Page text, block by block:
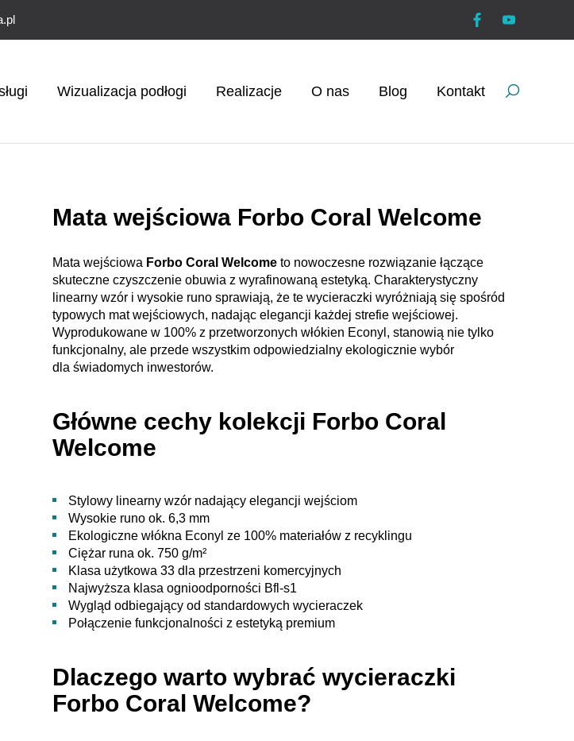
Wizualizacja podłogi Realizacje O nas Blog Kontakt
Mata wejściowa Forbo Coral Welcome
Mata wejściowa Forbo Coral Welcome to nowoczesne rozwiązanie łączące
skuteczne czyszczenie obuwia z wyrafinowaną estetyką. Charakterystyczny
linearny wzór i wysokie runo sprawiają, że te wycieraczki wyróżniają się spośród
typowych mat wejściowych, nadając elegancji każdej strefie wejściowej.
Wyprodukowane w 100% z przetworzonych włókien Econyl, stanowią nie tylko
funkcjonalny, ale przede wszystkim odpowiedzialny ekologicznie wybór
dla świadomych inwestorów.
Główne cechy kolekcji Forbo Coral
Welcome
Stylowy linearny wzór nadający elegancji wejściom
Wysokie runo ok. 6,3 mm
Ekologiczne włókna Econyl ze 100% materiałów z recyklingu
Ciężar runa ok. 750 g/m²
Klasa użytkowa 33 dla przestrzeni komercyjnych
Najwyższa klasa ognioodporności Bfl-s1
Wygląd odbiegający od standardowych wycieraczek
Połączenie funkcjonalności z estetyką premium
Dlaczego warto wybrać wycieraczki
Forbo Coral Welcome?